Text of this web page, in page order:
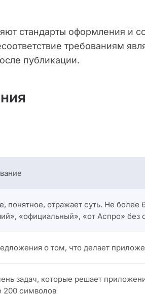
стандарты оформления и
требованиям
публикации.
понятное, отражает суть. Не более
«официальный», «от Аспро» без
о том, что делает
задач, которые решает
200 символов